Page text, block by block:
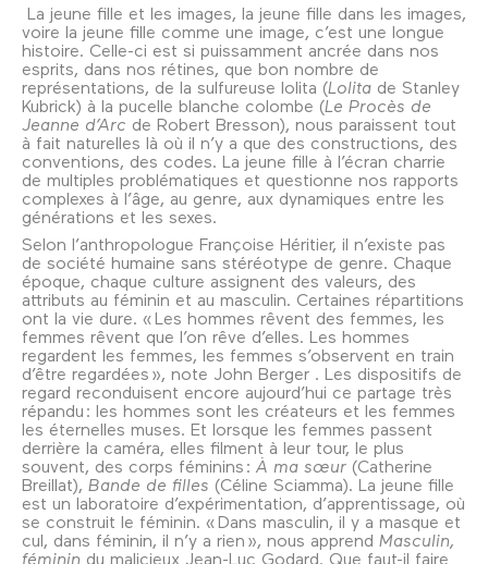
La jeune fille et les images, la jeune fille dans les images,
voire la jeune fille comme une image, c’est une longue
histoire. Celle-ci est si puissamment ancrée dans nos
esprits, dans nos rétines, que bon nombre de
représentations, de la sulfureuse lolita (Lolita de Stanley
Kubrick) à la pucelle blanche colombe (Le Procès de
Jeanne d’Arc de Robert Bresson), nous paraissent tout
à fait naturelles là où il n’y a que des constructions, des
conventions, des codes. La jeune fille à l’écran charrie
de multiples problématiques et questionne nos rapports
complexes à l’âge, au genre, aux dynamiques entre les
générations et les sexes.
Selon l’anthropologue Françoise Héritier, il n’existe pas
de société humaine sans stéréotype de genre. Chaque
époque, chaque culture assignent des valeurs, des
attributs au féminin et au masculin. Certaines répartitions
ont la vie dure. « Les hommes rêvent des femmes, les
femmes rêvent que l’on rêve d’elles. Les hommes
regardent les femmes, les femmes s’observent en train
d’être regardées », note John Berger . Les dispositifs de
regard reconduisent encore aujourd’hui ce partage très
répandu : les hommes sont les créateurs et les femmes
les éternelles muses. Et lorsque les femmes passent
derrière la caméra, elles filment à leur tour, le plus
souvent, des corps féminins : À ma sœur (Catherine
Breillat), Bande de filles (Céline Sciamma). La jeune fille
est un laboratoire d’expérimentation, d’apprentissage, où
se construit le féminin. « Dans masculin, il y a masque et
cul, dans féminin, il n’y a rien », nous apprend Masculin,
féminin du malicieux Jean-Luc Godard. Que faut-il faire